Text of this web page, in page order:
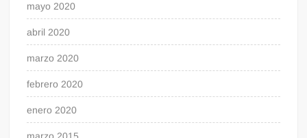
mayo 2020
abril 2020
marzo 2020
febrero 2020
enero 2020